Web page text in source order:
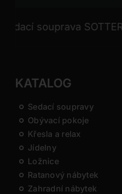
SOTTER
KATALOG
Sedací soupravy
Obývací pokoje
Křesla a relax
Jídelny
Ložnice
Ratanový nábytek
Zahradní nábytek